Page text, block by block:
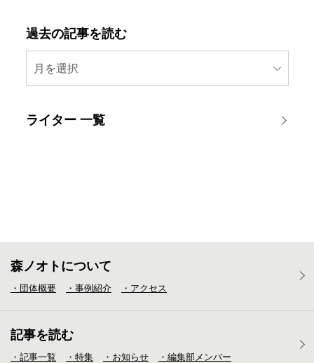
過去の記事を読む
月を選択
ライター 一覧
森ノオトについて
・団体概要 ・事例紹介 ・アクセス
記事を読む
・記事一覧 ・特集 ・お知らせ ・編集部メンバー